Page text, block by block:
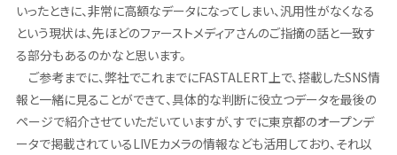
いったときに、非常に高額なデータになってしまい、汎用性がなくなる
という現状は、先ほどのファーストメディアさんのご指摘の話と一致す
る部分もあるのかなと思います。
ご参考までに、弊社でこれまでにFASTALERT上で、搭載したSNS情
報と一緒に見ることができて、具体的な判断に役立つデータを最後の
ページで紹介させていただいていますが、すでに東京都のオープンデ
ータで掲載されているLIVEカメラの情報なども活用しており、それ以